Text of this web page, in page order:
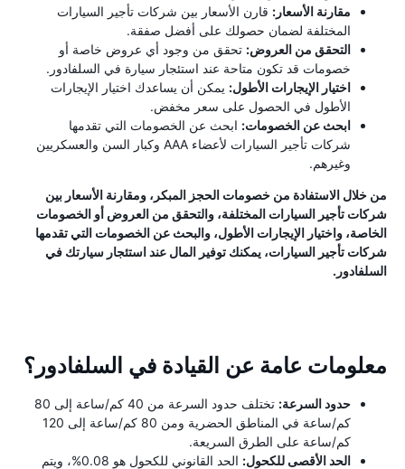
مقارنة الأسعار: قارن الأسعار بين شركات تأجير السيارات
المختلفة لضمان حصولك على أفضل صفقة.
التحقق من العروض: تحقق من وجود أي عروض خاصة أو
خصومات قد تكون متاحة عند استئجار سيارة في السلفادور.
اختيار الإيجارات الأطول: يمكن أن يساعدك اختيار الإيجارات
الأطول في الحصول على سعر مخفض.
ابحث عن الخصومات: ابحث عن الخصومات التي تقدمها
شركات تأجير السيارات لأعضاء AAA وكبار السن والعسكريين
وغيرهم.
من خلال الاستفادة من خصومات الحجز المبكر، ومقارنة الأسعار بين
شركات تأجير السيارات المختلفة، والتحقق من العروض أو الخصومات
الخاصة، واختيار الإيجارات الأطول، والبحث عن الخصومات التي تقدمها
شركات تأجير السيارات، يمكنك توفير المال عند استئجار سيارتك في
السلفادور.
معلومات عامة عن القيادة في السلفادور؟
حدود السرعة:
تختلف حدود السرعة من 40 كم/ساعة إلى 80
كم/ساعة في المناطق الحضرية ومن 80 كم/ساعة إلى 120
كم/ساعة على الطرق السريعة.
الحد الأقصى للكحول:
الحد القانوني للكحول هو 0.08%، ويتم